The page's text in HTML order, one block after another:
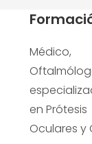
Médico,
en Prótesis
Oculares y